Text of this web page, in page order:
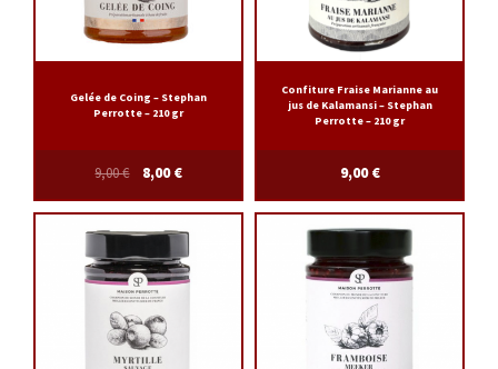
Gelée de Coing – Stephan
Perrotte – 210 gr
9,00€ 8,00€
Confiture Fraise Marianne au
jus de Kalamansi – Stephan
Perrotte – 210 gr
9,00€